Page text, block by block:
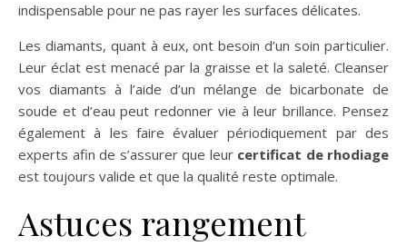
indispensable pour ne pas rayer les surfaces délicates.
Les diamants, quant à eux, ont besoin d’un soin particulier.
Leur éclat est menacé par la graisse et la saleté. Cleanser
vos diamants à l’aide d’un mélange de bicarbonate de
soude et d’eau peut redonner vie à leur brillance. Pensez
également à les faire évaluer périodiquement par des
experts afin de s’assurer que leur certificat de rhodiage
est toujours valide et que la qualité reste optimale.
Astuces rangement